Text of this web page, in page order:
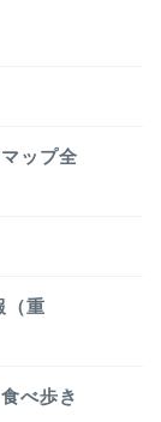
ップ全
（重
べ歩き